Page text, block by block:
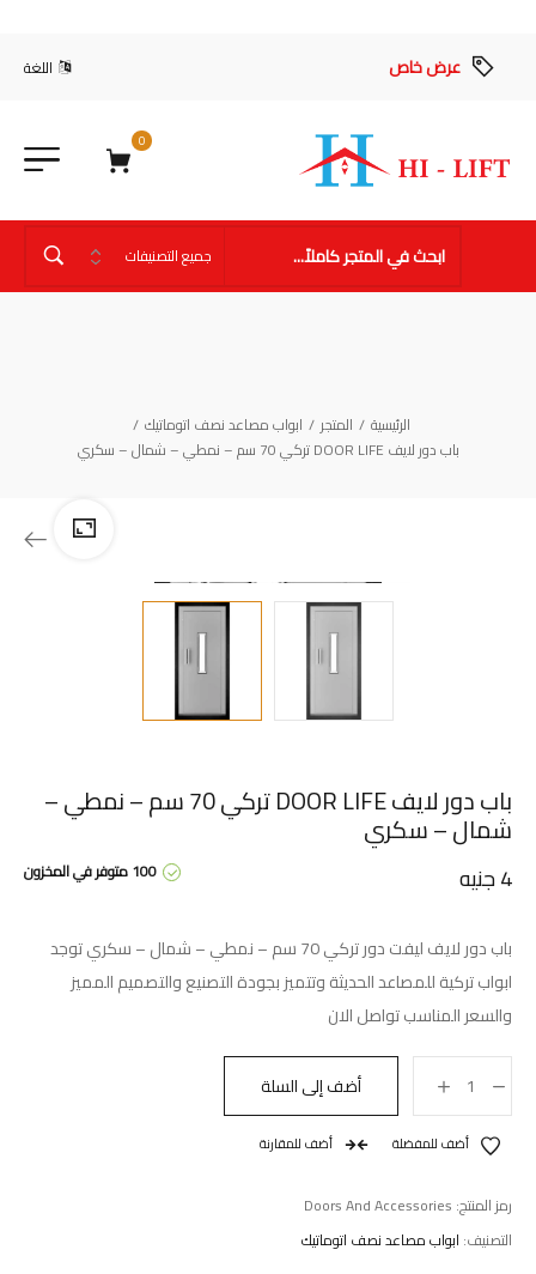
عرض خاص اللغة
0
الرئيسية / المتجر / ابواب مصاعد نصف اتوماتيك /
باب دور لايف DOOR LIFE تركي 70 سم – نمطي – شمال – سكري
باب دور لايف DOOR LIFE تركي 70 سم – نمطي –
شمال – سكري
100 متوفر في المخزون 4جنيه
باب دور لايف ليفت دور تركي 70 سم – نمطي – شمال – سكري توجد
ابواب تركية للمصاعد الحديثة وتتميز بجودة التصنيع والتصميم المميز
والسعر المناسب تواصل الان
أضف إلى السلة
أضف للمفضلة أضف للمقارنة
رمز المنتج: Doors And Accessories
التصنيف: ابواب مصاعد نصف اتوماتيك